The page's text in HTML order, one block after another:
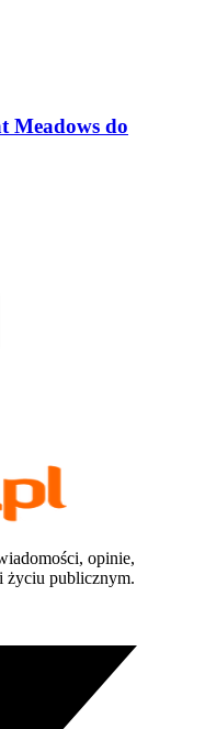
Meadows do
opinie,
życiu publicznym.